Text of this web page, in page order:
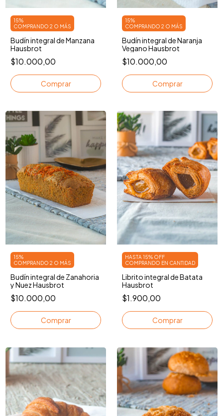
15%
COMPRANDO 2 O MÁS
Budín integral de Manzana
Hausbrot
$10.000,00
15%
COMPRANDO 2 O MÁS
Budín integral de Naranja
Vegano Hausbrot
$10.000,00
15%
COMPRANDO 2 O MÁS
Budín integral de Zanahoria
y Nuez Hausbrot
$10.000,00
HASTA 15% OFF
COMPRANDO EN CANTIDAD
Librito integral de Batata
Hausbrot
$1.900,00